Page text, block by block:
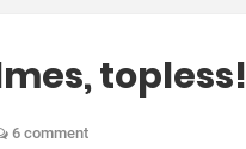
topless!
6 comment